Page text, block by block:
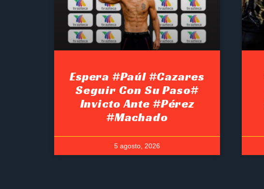
Espera #Paúl #Cazares
Seguir Con Su Paso#
Invicto Ante #Pérez
#Machado
5 agosto, 2026